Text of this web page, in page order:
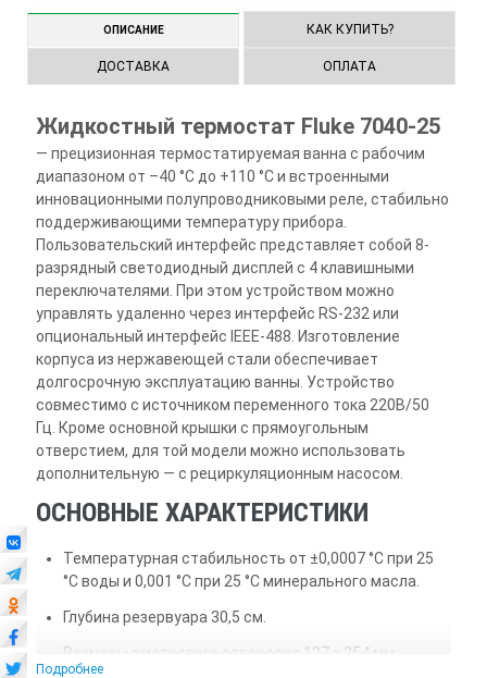
ОПИСАНИЕ КАК КУПИТЬ?
ДОСТАВКА ОПЛАТА
Жидкостный термостат Fluke 7040-25
— прецизионная термостатируемая ванна с рабочим
диапазоном от –40 °C до +110 °C и встроенными
инновационными полупроводниковыми реле, стабильно
поддерживающими температуру прибора.
Пользовательский интерфейс представляет собой 8-
разрядный светодиодный дисплей с 4 клавишными
переключателями. При этом устройством можно
управлять удаленно через интерфейс RS-232 или
опциональный интерфейс IEEE-488. Изготовление
корпуса из нержавеющей стали обеспечивает
долгосрочную эксплуатацию ванны. Устройство
совместимо с источником переменного тока 220В/50
Гц. Кроме основной крышки с прямоугольным
отверстием, для той модели можно использовать
дополнительную — с рециркуляционным насосом.
ОСНОВНЫЕ ХАРАКТЕРИСТИКИ
Температурная стабильность от ±0,0007 °C при 25
°C воды и 0,001 °C при 25 °C минерального масла.
Глубина резервуара 30,5 см.
Размеры смотрового отверстия 127 x 254 мм.
Подробнее